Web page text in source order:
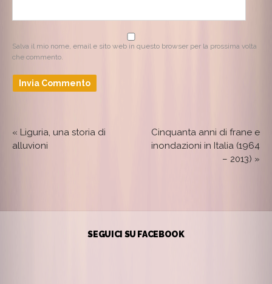
Salva il mio nome, email e sito web in questo browser per la prossima volta
che commento.
« Liguria, una storia di
alluvioni
Cinquanta anni di frane e
inondazioni in Italia (1964
– 2013) »
SEGUICI SU FACEBOOK